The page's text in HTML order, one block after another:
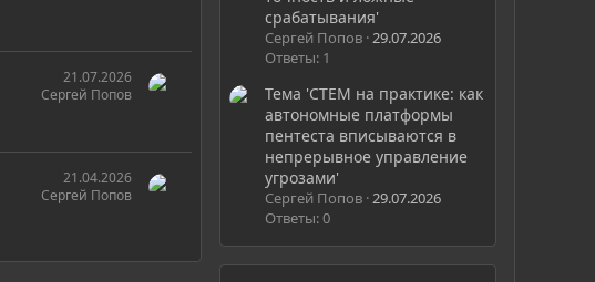
21.07.2026
Сергей Попов
21.04.2026
Сергей Попов
срабатывания'
Сергей Попов 29.07.2026
Ответы: 1
Тема 'CTEM на практике: как
автономные платформы
пентеста вписываются в
непрерывное управление
угрозами'
Сергей Попов 29.07.2026
Ответы: 0